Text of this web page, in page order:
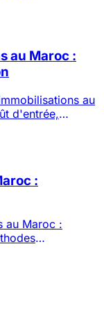
au Maroc :
au
d'entrée,
:
au Maroc :